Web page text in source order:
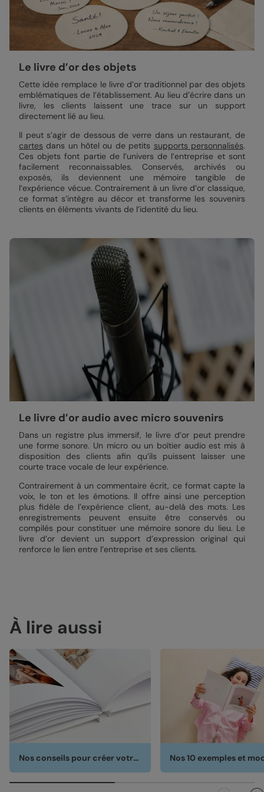
Le livre d’or des objets
Cette idée remplace le livre d’or traditionnel par des objets
emblématiques de l’établissement. Au lieu d’écrire dans un
livre, les clients laissent une trace sur un support
directement lié au lieu.
Il peut s’agir de dessous de verre dans un restaurant, de
cartes dans un hôtel ou de petits supports personnalisés.
Ces objets font partie de l’univers de l’entreprise et sont
facilement reconnaissables. Conservés, archivés ou
exposés, ils deviennent une mémoire tangible de
l’expérience vécue. Contrairement à un livre d’or classique,
ce format s’intègre au décor et transforme les souvenirs
clients en éléments vivants de l’identité du lieu.
Le livre d’or audio avec micro souvenirs
Dans un registre plus immersif, le livre d’or peut prendre
une forme sonore. Un micro ou un boîtier audio est mis à
disposition des clients afin qu’ils puissent laisser une
courte trace vocale de leur expérience.
Contrairement à un commentaire écrit, ce format capte la
voix, le ton et les émotions. Il offre ainsi une perception
plus fidèle de l’expérience client, au-delà des mots. Les
enregistrements peuvent ensuite être conservés ou
compilés pour constituer une mémoire sonore du lieu. Le
livre d’or devient un support d’expression original qui
renforce le lien entre l’entreprise et ses clients.
À lire aussi
Nos conseils pour créer votre album photo